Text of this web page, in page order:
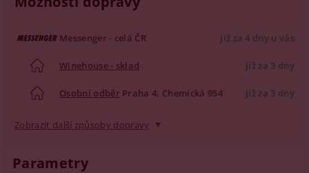
Messenger - celá ČR již za 4 dny u vás
Winehouse - sklad již za 3 dny
Osobní odběr Praha 4, Chemická 954 již za 3 dny
Zobrazit další způsoby dopravy
Parametry